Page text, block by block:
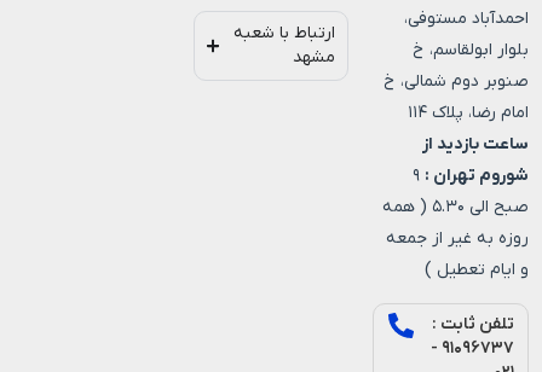
احمدآباد مستوفی،
بلوار ابولقاسم، خ
صنوبر دوم شمالی، خ
امام رضا، پلاک ۱۱۴
ساعت بازدید از
شوروم تهران : ۹
صبح الی ۵.۳۰ ( همه
روزه به غیر از جمعه
و ایام تعطیل )
تلفن ثابت :
۹۱۰۹۶۷۳۷ -
ارتباط با شعبه
مشهد